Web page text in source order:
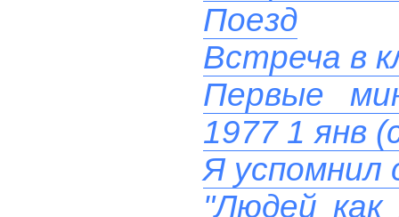
Поезд
Встреча в
Первые
1977 1 янв
Я успомнил
"Людей